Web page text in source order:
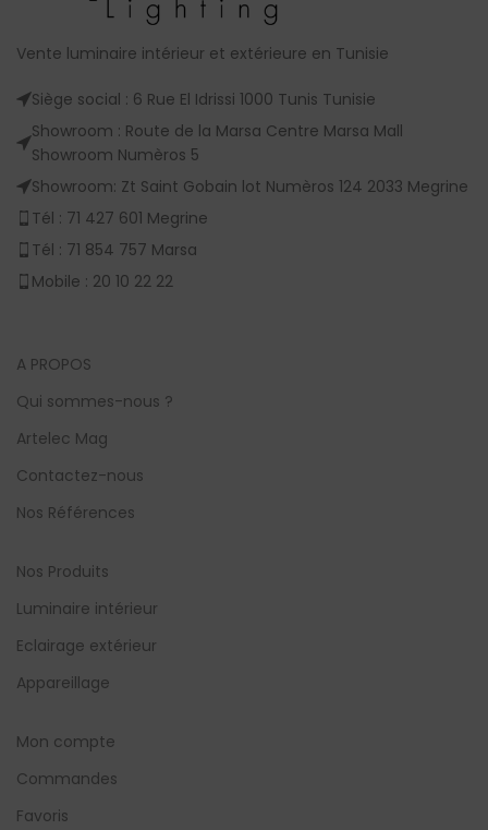
Vente luminaire intérieur et extérieure en Tunisie
Siège social : 6 Rue El Idrissi 1000 Tunis Tunisie
Showroom : Route de la Marsa Centre Marsa Mall
Showroom Numèros 5
Showroom: Zt Saint Gobain lot Numèros 124 2033 Megrine
Tél : 71 427 601 Megrine
Tél : 71 854 757 Marsa
Mobile : 20 10 22 22
A PROPOS
Qui sommes-nous ?
Artelec Mag
Contactez-nous
Nos Références
Nos Produits
Luminaire intérieur
Eclairage extérieur
Appareillage
Mon compte
Commandes
Favoris